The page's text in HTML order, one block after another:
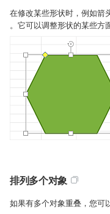
在修改某些形状时，例如箭
。它可以调整形状的某些方
排列多个对象
如果有多个对象重叠，您可